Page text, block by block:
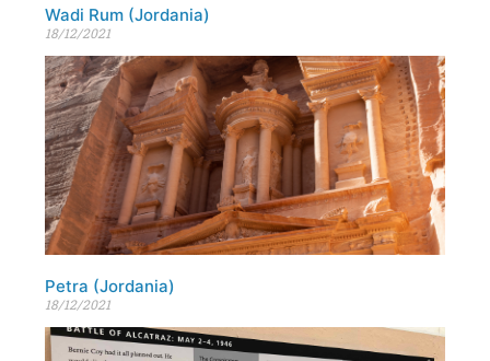
Wadi Rum (Jordania)
18/12/2021
Petra (Jordania)
18/12/2021